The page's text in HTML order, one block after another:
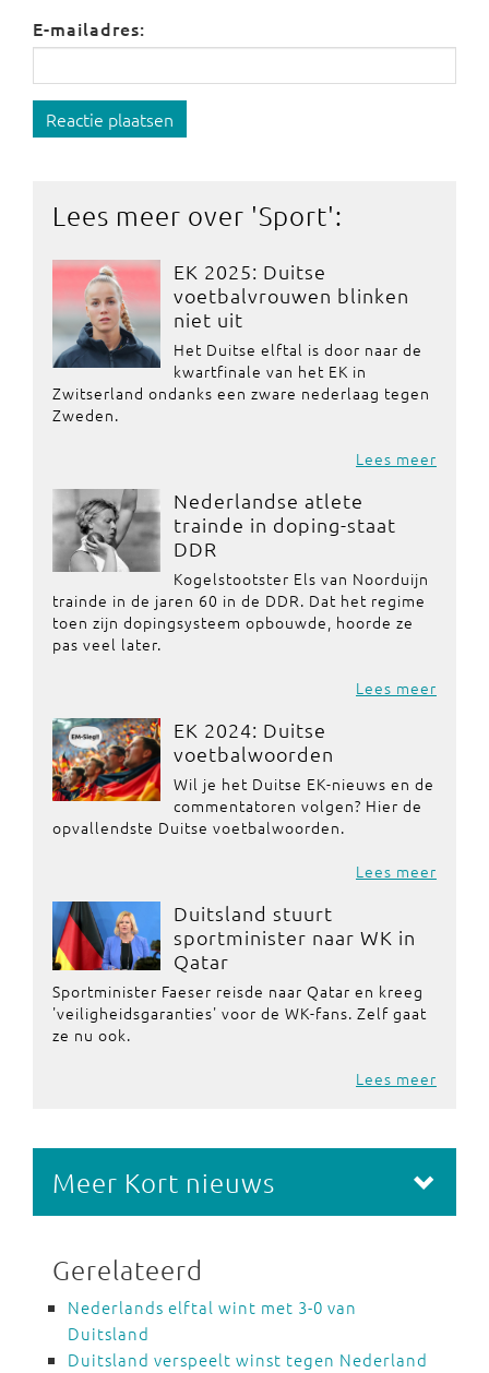
E-mailadres:
Reactie plaatsen
Lees meer over 'Sport':
EK 2025: Duitse
voetbalvrouwen blinken
niet uit
Het Duitse elftal is door naar de
kwartfinale van het EK in
Zwitserland ondanks een zware nederlaag tegen
Zweden.
Lees meer
Nederlandse atlete
trainde in doping-staat
DDR
Kogelstootster Els van Noorduijn
trainde in de jaren 60 in de DDR. Dat het regime
toen zijn dopingsysteem opbouwde, hoorde ze
pas veel later.
Lees meer
EK 2024: Duitse
voetbalwoorden
Wil je het Duitse EK-nieuws en de
commentatoren volgen? Hier de
opvallendste Duitse voetbalwoorden.
Lees meer
Duitsland stuurt
sportminister naar WK in
Qatar
Sportminister Faeser reisde naar Qatar en kreeg
'veiligheidsgaranties' voor de WK-fans. Zelf gaat
ze nu ook.
Lees meer
Meer Kort nieuws
Gerelateerd
Nederlands elftal wint met 3-0 van
Duitsland
Duitsland verspeelt winst tegen Nederland